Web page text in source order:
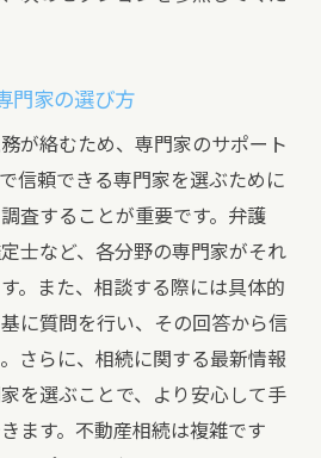
門家の選び方
が絡むため、専門家のサポート
信頼できる専門家を選ぶために
査することが重要です。弁護
士など、各分野の専門家がそれ
。また、相談する際には具体的
に質問を行い、その回答から信
さらに、相続に関する最新情報
を選ぶことで、より安心して手
ます。不動産相続は複雑です